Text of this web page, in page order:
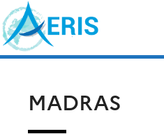
Skip
to
content
MADRAS